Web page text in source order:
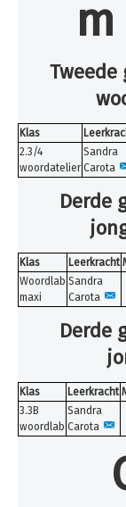
Inschrijven
Projecten
Aanmelden
U bent hier:
Tweede
Klas
2.3/4
woordatelier
Sandra
Carota
Derde
Klas Leerkracht
Woordlab
maxi
Sandra
Carota
Derde
Klas Leerkracht
3.3B
woordlab
Sandra
Carota